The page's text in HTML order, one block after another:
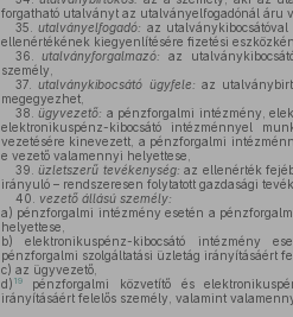
forgatható utalványt az utalványelfogadónál áru
35.
utalványelfogadó: az
ellenértékének kiegyenlítésére fizetési
36.
utalványforgalmazó:
az
személy,
37.
utalványkibocsátó ügyfele: az
megegyezhet,
38.
ügyvezető: a pénzforgalmi intézmény,
elektronikuspénz-kibocsátó intézménnyel
vezetésére kinevezett, a pénzforgalmi
e vezető valamennyi helyettese,
39.
üzletszerű tevékenység: az ellenérték
irányuló – rendszeresen folytatott gazdasági
40.
vezető állású személy:
a) pénzforgalmi intézmény esetén a
helyettese,
b) elektronikuspénz-kibocsátó intézmény
pénzforgalmi szolgáltatási üzletág irányításáért
c) az ügyvezető,
d) 19pénzforgalmi közvetítő és
irányításáért felelős személy, valamint